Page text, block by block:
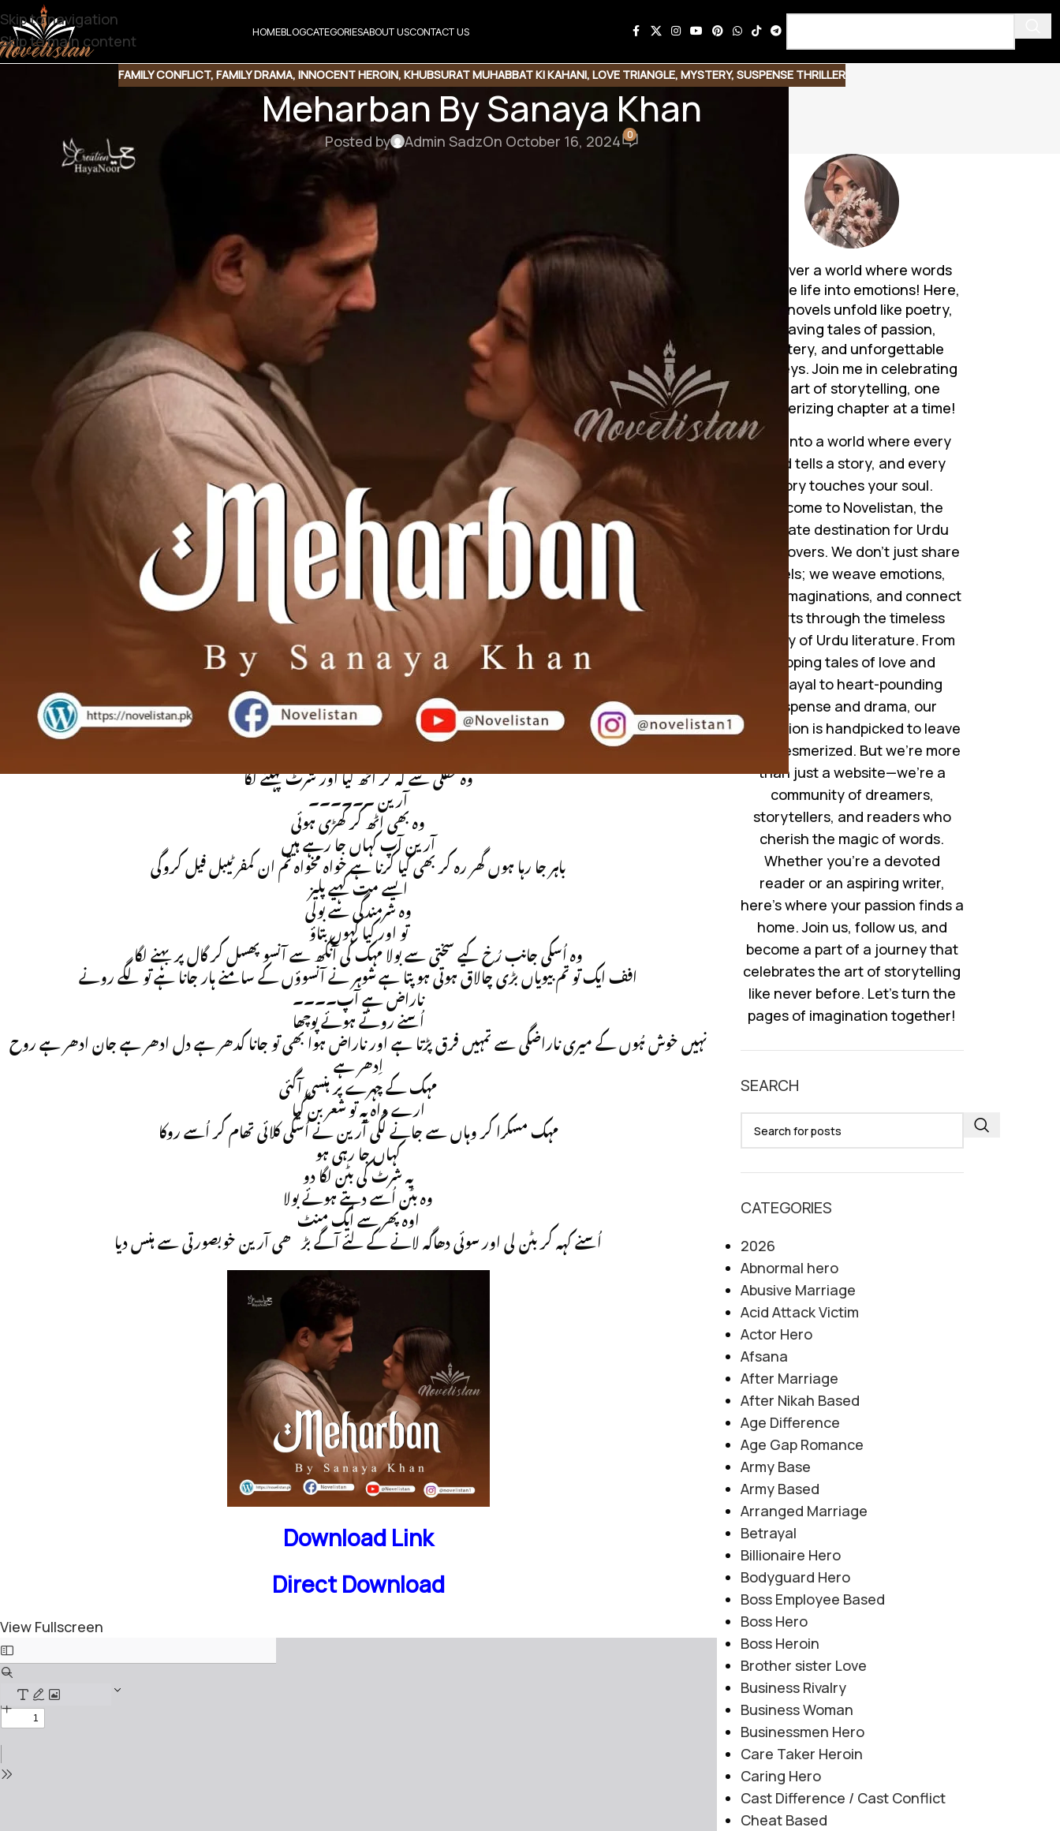
Skip to navigation
Skip to main content
HOMEBLOGCATEGORIESABOUT USCONTACT US
FAMILY CONFLICT, FAMILY DRAMA, INNOCENT HEROIN, KHUBSURAT MUHABBAT KI KAHANI, LOVE TRIANGLE, MYSTERY, SUSPENSE THRILLER
Meharban By Sanaya Khan
Posted by Admin SadzOn October 16, 2024 0
Meharban By Sanaya Khan
Genre : Funny | Romantic Novel | Innocent Heroin | Rude Hero | Suspense | Family Base
I know
میں بہت ہنڈسم ہوں۔۔۔۔۔۔۔۔ ڈشنگ ہوں۔۔۔۔۔۔۔ تم مجھے آرام سے گھور سکتی ہو یوں چپکے چپکے دیکھنے کی ضرورت نہیں
ہے
وہ لیپ ٹاپ پر نظریں جمائے بولا وہ ایکدم سے گھبرا گئی
نہیں۔۔۔۔۔۔ میں۔۔۔۔میں وہ۔۔۔۔۔۔۔
وہ گھبرا کر سوچنے لگی کیا کہے آرین ہنسی ضبط کیے اُسے دیکھنے لگا
آرین اٹھ کر اُسکے پاس بیڈ پر بیٹھ گیا
سوچو آرام سے سوچ کر بتاؤ کیا کر رہی تھی
وہ قریب ہوکر اُسکی آنکھوں میں دیکھتے ہوئے بولا
آپکی۔۔۔۔ش۔۔۔ش۔۔۔ شرٹ ۔۔۔۔۔۔اچھی لگ رہی ہے مجھے
وہ بمشکل مسکرا کر بولی آرین ہلکا سا مسکرایا اور شرٹ اُتار کر اُسکے کندھے پر رکھ دی
اوکے یے لو اور کچھ
نہیں میرا وہ مطلب نہیں تھا مجھے یے نہیں چاہیے
وہ شرٹ اُسے دیتے ہوئے بولی آرین نے شرٹ لیکر سائڈ پر رکھی اور اُسکے قریب ہوا
تو کیا مطلب تھا کیا چاہیے
آرین نے اُسکا ہاتھ اپنے ہاتھ میں لیا
ک۔۔۔ک۔۔ک۔ کچھ نہیں
وہ گھبراتے ہوئے بولی آرین نے ایک ہاتھ اُسکی کمر پر رکھا
لیکن مجھے چاہئے
وہ مزید قریب ہوا ہلکے سے اُسکے گال پر پیار کیا پھر دوسرے گال پر پیار کیا مہک نے آنکھیں زور سے بند کرلی آرین اُسکی بند آنکھوں کو
دیکھنے لگا اور تھوڑا پیچھے ہوا
وہ خفگی سے کہ کر اٹھ گیا اور شرٹ پہننے لگا
آرین ۔۔۔۔۔۔
وہ بھی اٹھ کر کھڑی ہوئی
آرین آپ کہاں جا رہے ہیں
باہر جا رہا ہوں گھر رہ کر بھی کیا کرنا ہے خواہ مخواہ تم ان کمفر ٹیبل فيل کروگی
ایسے مت کہیے پلیز
وہ شرمندگی سے بولی
تو اور کیا کہوں بتاؤ
وہ اُسکی جانب رُخ کیے سختی سے بولا مہک کی آنکھ سے آنسو پھسل کر گال پر بہنے لگا
افف ایک تو تم بیویاں بڑی چالاق ہوتی ہو پتا ہے شوہر نے آنسوؤں کے سامنے ہار جانا ہے تو لگے رونے
ناراض ہے آپ۔۔۔۔
اُسنے روتے ہوئے پوچھا
نہیں خوش ہُوں کے میری ناراضگی سے تمہیں فرق پڑتا ہے اور ناراض ہوا بھی تو جانا کدھر ہے دل ادھر ہے جان ادھر ہے روح
اِدھر ہے
مہک کے چہرے پر ہنسی آگئی
ارے واہ یہ تو شعر بن گیا
مہک مسکرا کر وہاں سے جانے لگی آرین نے اُسکی کلائی تھام کر اُسے روکا
کہاں جا رہی ہو
یہ شرٹ کی بٹن لگا دو
وہ بٹن اُسے دیتے ہوئے بولا
اوہ پھر سے ایک منٹ
اُسنے کہہ کر بٹن لی اور سوئی دھاگہ لانے کے لئے آگے بڑھی آرین خوبصورتی سے ہنس دیا
Download Link
Direct Download
View Fullscreen
Discover a world where words
breathe life into emotions! Here,
Urdu novels unfold like poetry,
weaving tales of passion,
mystery, and unforgettable
journeys. Join me in celebrating
the art of storytelling, one
mesmerizing chapter at a time!
Step into a world where every
word tells a story, and every
story touches your soul.
Welcome to Novelistan, the
ultimate destination for Urdu
novel lovers. We don’t just share
novels; we weave emotions,
ignite imaginations, and connect
hearts through the timeless
beauty of Urdu literature. From
gripping tales of love and
betrayal to heart-pounding
suspense and drama, our
collection is handpicked to leave
you mesmerized. But we’re more
than just a website—we’re a
community of dreamers,
storytellers, and readers who
cherish the magic of words.
Whether you’re a devoted
reader or an aspiring writer,
here’s where your passion finds a
home. Join us, follow us, and
become a part of a journey that
celebrates the art of storytelling
like never before. Let’s turn the
pages of imagination together!
SEARCH
CATEGORIES
2026
Abnormal hero
Abusive Marriage
Acid Attack Victim
Actor Hero
Afsana
After Marriage
After Nikah Based
Age Difference
Age Gap Romance
Army Base
Army Based
Arranged Marriage
Betrayal
Billionaire Hero
Bodyguard Hero
Boss Employee Based
Boss Hero
Boss Heroin
Brother sister Love
Business Rivalry
Business Woman
Businessmen Hero
Care Taker Heroin
Caring Hero
Cast Difference / Cast Conflict
Cheat Based